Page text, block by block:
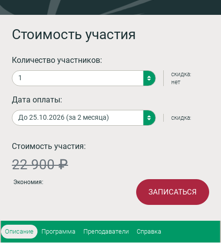
Стоимость участия
Количество участников:
скидка:
нет
Дата оплаты:
скидка:
Стоимость участия:
22 900 ₽
Экономия:
ЗАПИСАТЬСЯ
Описание Программа Преподаватели Справка